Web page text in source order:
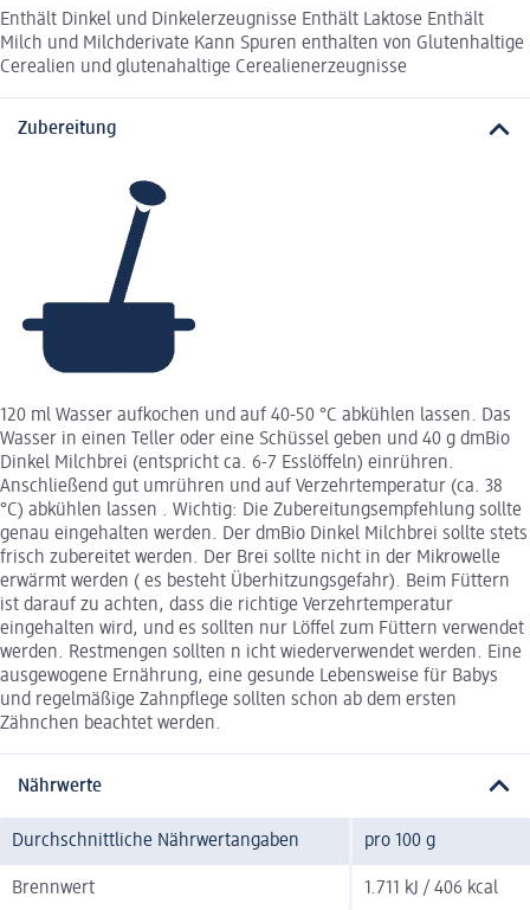
Enthält Dinkel und Dinkelerzeugnisse Enthält Laktose Enthält
Milch und Milchderivate Kann Spuren enthalten von Glutenhaltige
Cerealien und glutenahaltige Cerealienerzeugnisse
Zubereitung
120 ml Wasser aufkochen und auf 40-50 °C abkühlen lassen. Das
Wasser in einen Teller oder eine Schüssel geben und 40 g dmBio
Dinkel Milchbrei (entspricht ca. 6-7 Esslöffeln) einrühren.
Anschließend gut umrühren und auf Verzehrtemperatur (ca. 38
°C) abkühlen lassen . Wichtig: Die Zubereitungsempfehlung sollte
genau eingehalten werden. Der dmBio Dinkel Milchbrei sollte stets
frisch zubereitet werden. Der Brei sollte nicht in der Mikrowelle
erwärmt werden ( es besteht Überhitzungsgefahr). Beim Füttern
ist darauf zu achten, dass die richtige Verzehrtemperatur
eingehalten wird, und es sollten nur Löffel zum Füttern verwendet
werden. Restmengen sollten n icht wiederverwendet werden. Eine
ausgewogene Ernährung, eine gesunde Lebensweise für Babys
und regelmäßige Zahnpflege sollten schon ab dem ersten
Zähnchen beachtet werden.
Nährwerte
Durchschnittliche Nährwertangaben pro 100 g
Brennwert 1.711 kJ / 406 kcal